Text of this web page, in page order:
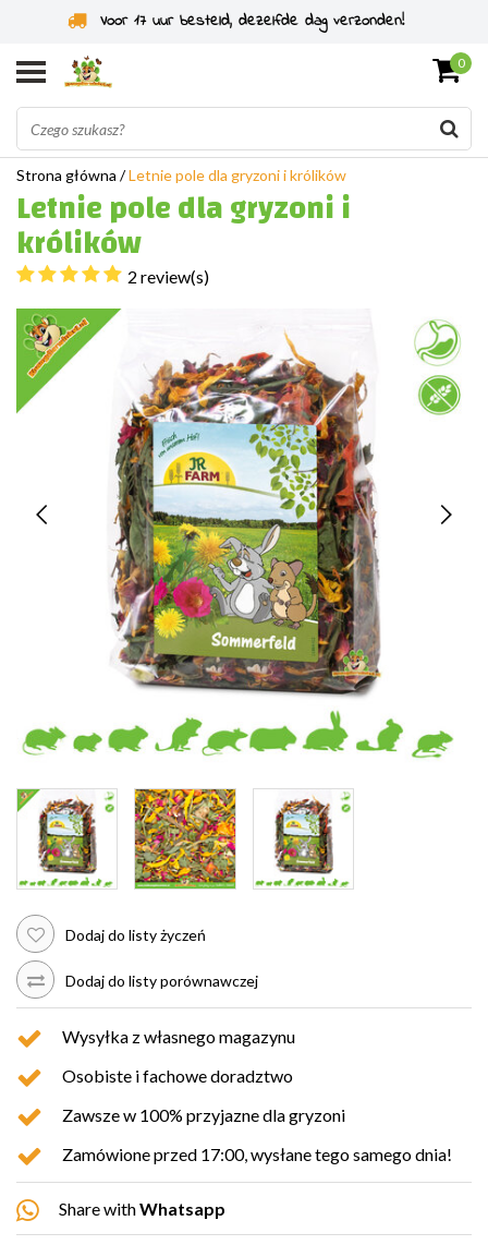
Specjaliści od gryzoni od 2011 roku
0
Strona główna /Letnie pole dla gryzoni i królików
Letnie pole dla gryzoni i
królików
2 review(s)
Dodaj do listy życzeń
Dodaj do listy porównawczej
Wysyłka z własnego magazynu
Osobiste i fachowe doradztwo
Zawsze w 100% przyjazne dla gryzoni
Zamówione przed 17:00, wysłane tego samego dnia!
Share withWhatsapp